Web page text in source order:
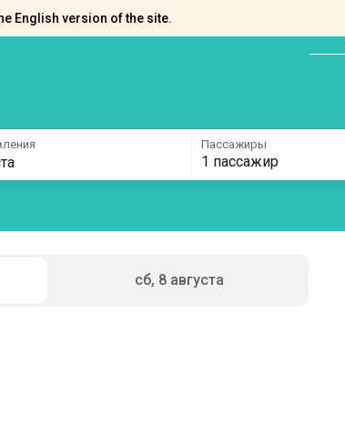
English version of the site.
Пассажиры
1 пассажир
сб, 8 августа